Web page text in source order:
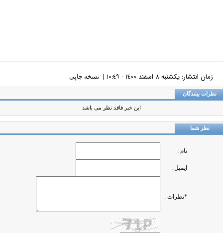
زمان انتشار: يکشنبه ٨ اسفند ١٤٠٠ - ١٠:٤٩ | نسخه چاپي
بینندگان
این خبر فاقد نظر می باشد
نظر شما
نام :
ایمیل :
*نظرات :